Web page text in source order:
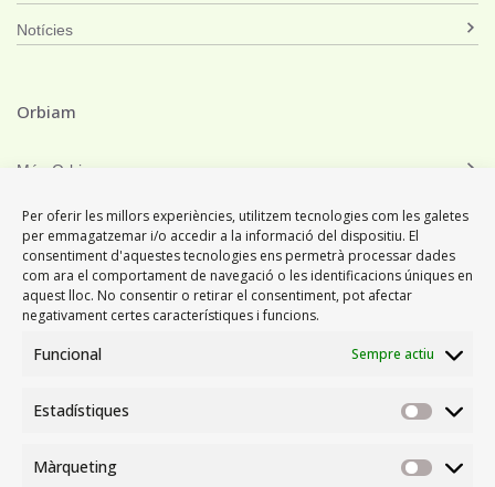
Per oferir les millors experiències, utilitzem tecnologies com les galetes
per emmagatzemar i/o accedir a la informació del dispositiu. El
consentiment d'aquestes tecnologies ens permetrà processar dades
com ara el comportament de navegació o les identificacions úniques en
aquest lloc. No consentir o retirar el consentiment, pot afectar
negativament certes característiques i funcions.
Funcional Sempre actiu
Estadístiques
Màrqueting
Notícies
Orbiam
Món Orbiam
Orbiam Grup